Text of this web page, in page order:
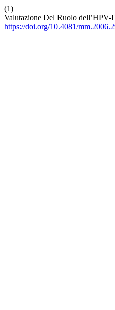
(1)
Valutazione Del Ruolo
https://doi.org/10.4081/